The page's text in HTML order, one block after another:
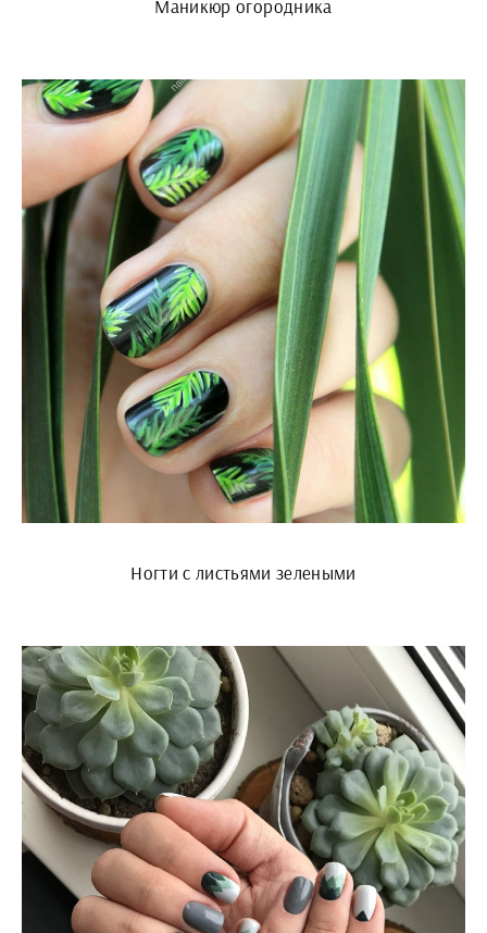
Маникюр огородника
Ногти с листьями зелеными